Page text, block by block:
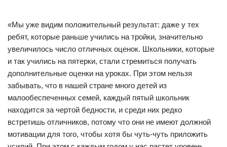
«Мы уже видим положительный результат: даже у тех
ребят, которые раньше учились на тройки, значительно
увеличилось число отличных оценок. Школьники, которые
и так учились на пятерки, стали стремиться получать
дополнительные оценки на уроках. При этом нельзя
забывать, что в нашей стране много детей из
малообеспеченных семей, каждый пятый школьник
находится за чертой бедности, и среди них редко
встретишь отличников, потому что они не имеют должной
мотивации для того, чтобы хотя бы чуть-чуть приложить